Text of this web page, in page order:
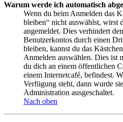
Warum werde ich automatisch
Wenn du beim Anmelden das
bleiben“ nicht auswählst, wirst
angemeldet. Dies verhindert
Benutzerkontos durch einen
bleiben, kannst du das
Anmelden auswählen. Dies ist
du dich an einem öffentlichen
einem Internetcafé, befindest.
Verfügung steht, dann wurde
Administration ausgeschaltet.
Nach oben